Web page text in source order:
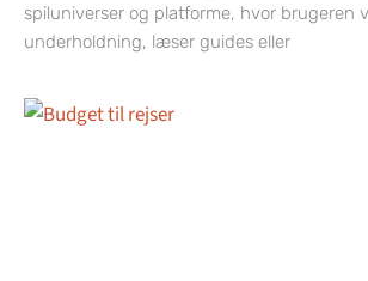
spiluniverser og platforme, hvor brugeren
underholdning, læser guides eller